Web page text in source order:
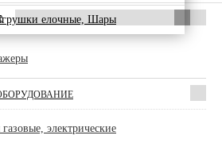
елочные, Шары
электрические